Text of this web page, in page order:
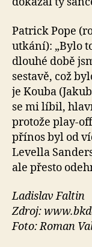
Patrick Pope
utkání): „Bylo
dlouhé době
sestavě, což
je Kouba
se mi líbil,
protože play-
přínos byl od
Levella
ale přesto
Ladislav Faltin
Zdroj:
Foto: Roman